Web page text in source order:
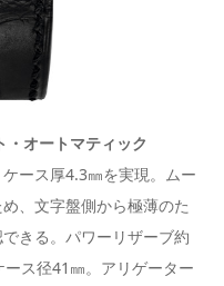
・オートマティック
ース厚4.3㎜を実現。ムー
、文字盤側から極薄のた
きる。パワーリザーブ約
ス径41㎜。アリゲーター